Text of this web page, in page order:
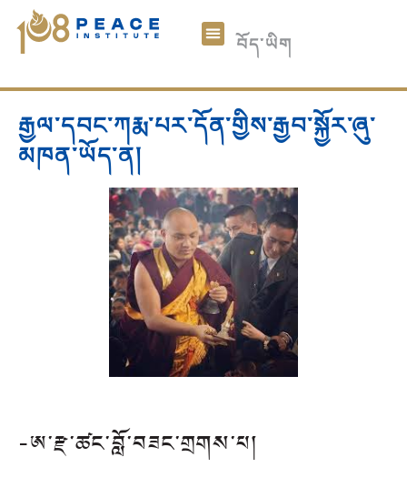
བོད་ཡིག
English
རྒྱལ་དབང་ཀརྨ་པར་དོན་གྱིས་རྒྱབ་སྐྱོར་ཞུ་
མཁན་ཡོད་ན།
-ཨ་རྫ་ཚང་བློ་བཟང་གྲགས་པ།